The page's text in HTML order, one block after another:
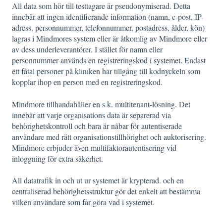
All data som hör till testtagare är pseudonymiserad. Detta
innebär att ingen identifierande information (namn, e-post, IP-
adress, personnummer, telefonnummer, postadress, ålder, kön)
lagras i Mindmores system eller är åtkomlig av Mindmore eller
av dess underleverantörer. I stället för namn eller
personnummer används en registreringskod i systemet. Endast
ett fåtal personer på kliniken har tillgång till kodnyckeln som
kopplar ihop en person med en registreringskod.
Mindmore tillhandahåller en s.k. multitenant-lösning. Det
innebär att varje organisations data är separerad via
behörighetskontroll och bara är nåbar för autentiserade
användare med rätt organisationstillhörighet och auktorisering.
Mindmore erbjuder även multifaktorautentisering vid
inloggning för extra säkerhet.
All datatrafik in och ut ur systemet är krypterad. och en
centraliserad behörighetsstruktur gör det enkelt att bestämma
vilken användare som får göra vad i systemet.